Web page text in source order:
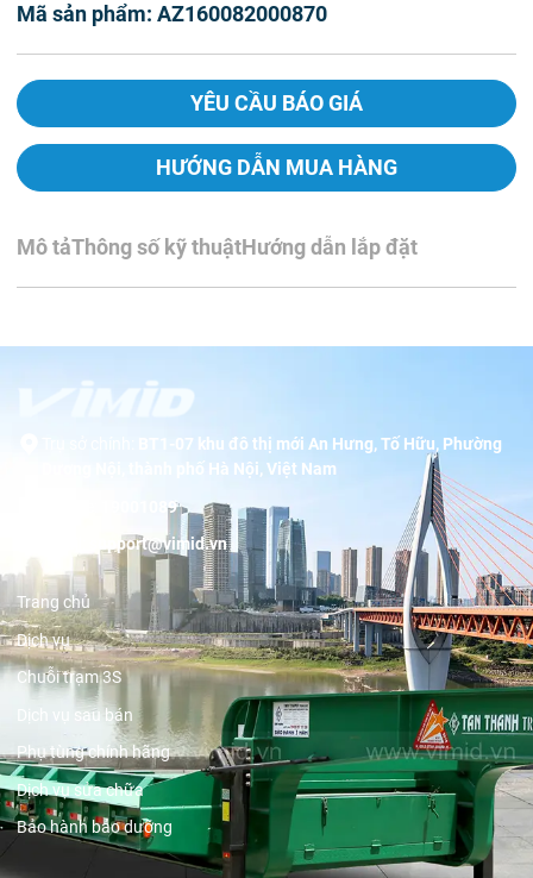
Mã sản phẩm: AZ160082000870
YÊU CẦU BÁO GIÁ
HƯỚNG DẪN MUA HÀNG
Mô tảThông số kỹ thuậtHướng dẫn lắp đặt
BT1-07 khu đô thị mới An Hưng, Tố Hữu, Phường
Dương Nội, thành phố Hà Nội, Việt Nam
19001089
support@vimid.vn
Trang chủ
Dịch vụ
Chuỗi trạm 3S
Dịch vụ sau bán
Phụ tùng chính hãng
Dịch vụ sửa chữa
Bảo hành bảo dưỡng